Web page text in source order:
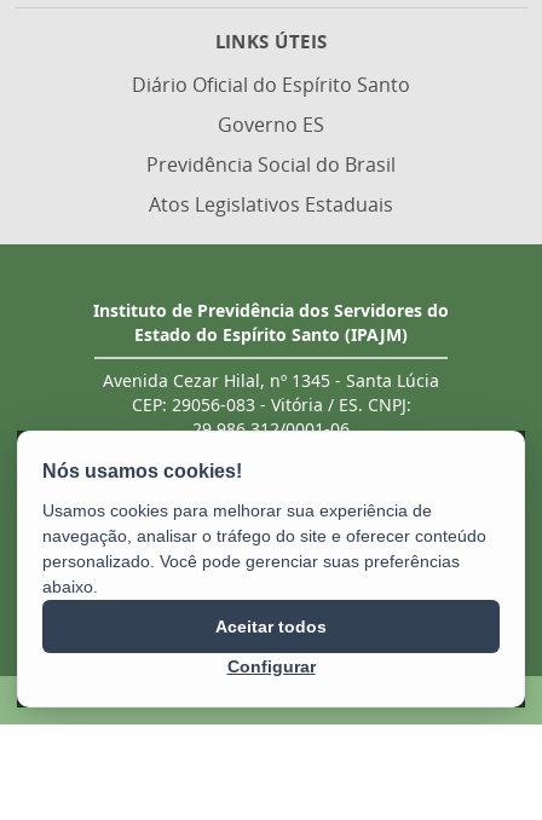
LINKS ÚTEIS
Diário Oficial do Espírito Santo
Governo ES
Previdência Social do Brasil
Atos Legislativos Estaduais
Instituto de Previdência dos Servidores do
Estado do Espírito Santo (IPAJM)
Avenida Cezar Hilal, nº 1345 - Santa Lúcia
CEP: 29056-083 - Vitória / ES. CNPJ:
29.986.312/0001-06
de telefones fixo e celular). Atendimento
presencial deve ser previamente agendado.
E-mail:
ipajm@ipajm.es.gov.br
Usamos cookies para melhorar sua experiência de
navegação, analisar o tráfego do site e oferecer conteúdo
personalizado. Você pode gerenciar suas preferências
abaixo.
Configurar
Aceitar todos